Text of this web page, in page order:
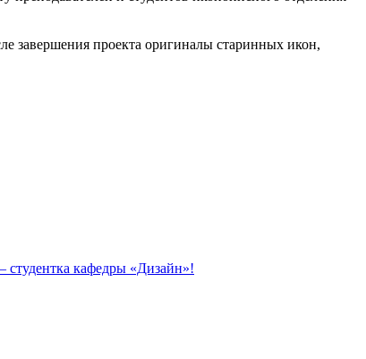
завершения проекта оригиналы старинных икон,
студентка кафедры «Дизайн»!